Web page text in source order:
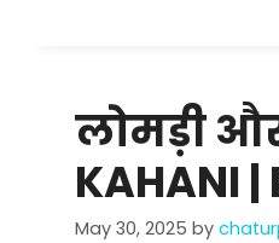
लोमड़ी
KAHANI |
May 30, 2025 by